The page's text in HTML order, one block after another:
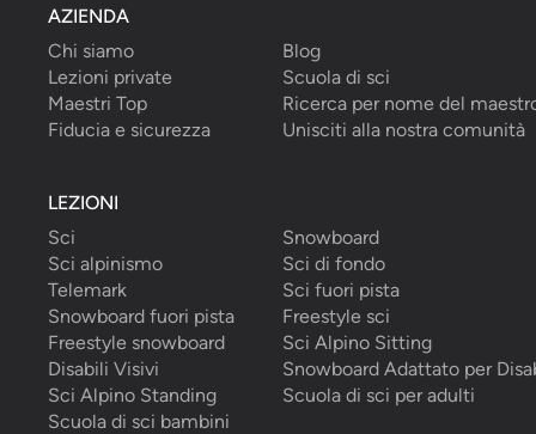
AZIENDA
Chi siamo
Blog
Lezioni private
Scuola di sci
Maestri Top
Ricerca per nome del
Fiducia e sicurezza
Unisciti alla nostra comunità
LEZIONI
Sci
Snowboard
Sci alpinismo
Sci di fondo
Telemark
Sci fuori pista
Snowboard fuori pista
Freestyle sci
Freestyle snowboard
Sci Alpino Sitting
Disabili Visivi
Snowboard Adattato per
Sci Alpino Standing
Scuola di sci per adulti
Scuola di sci bambini